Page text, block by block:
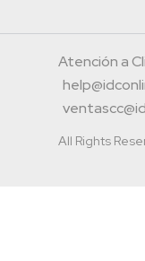
Atención a
All Rights